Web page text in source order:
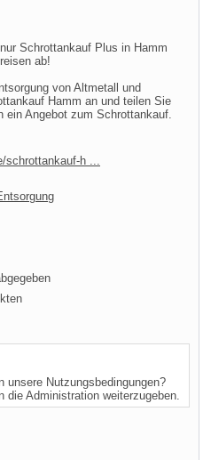
Schrottankauf Plus in Hamm
ab!
von Altmetall und
Hamm an und teilen Sie
ein Angebot zum Schrottankauf.
schrottankauf-h ...
unsere Nutzungsbedingungen?
die Administration weiterzugeben.